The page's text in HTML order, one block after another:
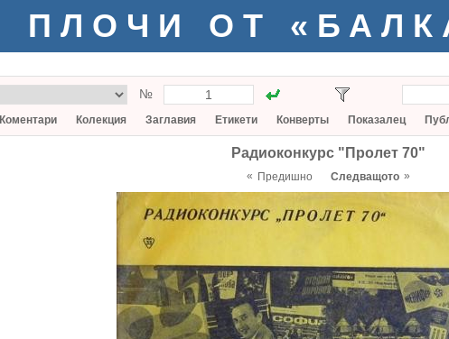
ПЛОЧИ ОТ
№
Коментари Колекция Заглавия Етикети Конверты Показалец
Радиоконкурс "Пролет 70"
« Предишно Следващото »